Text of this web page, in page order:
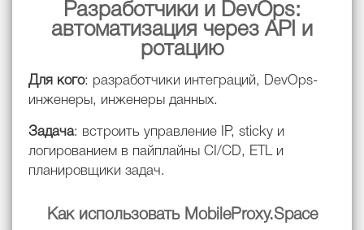
Разработчики и DevOps:
автоматизация через API и
ротацию
Для кого: разработчики интеграций, DevOps-
инженеры, инженеры данных.
Задача: встроить управление IP, sticky и
логированием в пайплайны CI/CD, ETL и
планировщики задач.
Как использовать MobileProxy.Space